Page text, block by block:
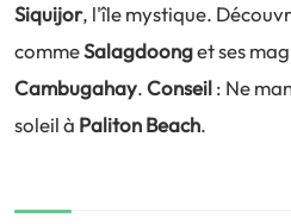
Siquijor, l'île mystique.
commeSalagdoonget ses
Cambugahay.Conseil: Ne
soleil à Paliton Beach.